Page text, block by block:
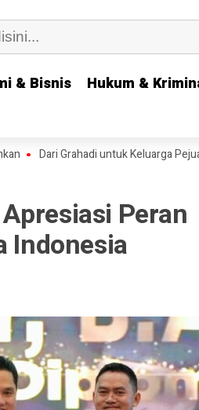
& Bisnis Hukum &
& Bisnis Hukum &
Dari Grahadi untuk Keluarga Pejuang,
Peran
Indonesia